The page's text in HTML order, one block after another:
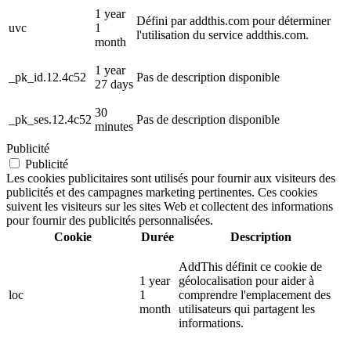
uvc
1 year
1
month
Défini par addthis.com pour déterminer
l'utilisation du service addthis.com.
_pk_id.12.4c52
1 year
27 days
Pas de description disponible
_pk_ses.12.4c52
30
minutes
Pas de description disponible
Publicité
Publicité
Les cookies publicitaires sont utilisés pour fournir aux visiteurs des
publicités et des campagnes marketing pertinentes. Ces cookies
suivent les visiteurs sur les sites Web et collectent des informations
pour fournir des publicités personnalisées.
Cookie
Durée Description
loc
1 year
1
month
AddThis définit ce cookie de
géolocalisation pour aider à
comprendre l'emplacement des
utilisateurs qui partagent les
informations.